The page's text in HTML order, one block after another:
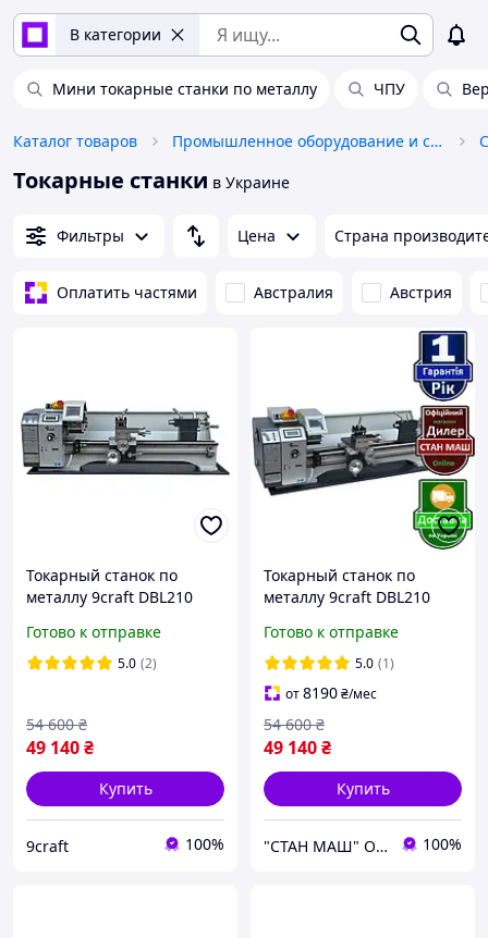
В категории
Мини токарные станки по металлу ЧПУ
Каталог товаров Промышленное оборудование и станки
Токарные станки в Украине
Фильтры Цена Страна
Оплатить частями Австралия Австрия
Токарный станок по
металлу 9craft DBL210
беcщеточный
Готово к отправке
5.0 (2)
49 140₴
54 600 ₴
Купить
9craft 100%
Токарный станок по
металлу 9craft DBL210
беcщеточный
Готово к отправке
5.0 (1)
от8190₴/мес
49 140₴
54 600 ₴
Купить
"СТАН МАШ" Официальный дилер TM: Holzmann, OPTImum, FDB Maschinen, Holzstar, Proma, Torin. 100%